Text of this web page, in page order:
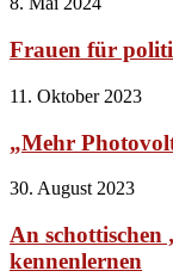
Frauen für
11. Oktober 2023
„Mehr
30. August 2023
An schottischen
kennenlernen